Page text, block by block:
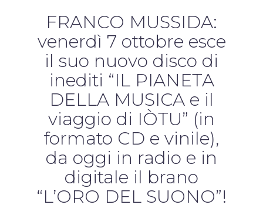
FRANCO MUSSIDA:
venerdì 7 ottobre esce
il suo nuovo disco di
inediti “IL PIANETA
DELLA MUSICA e il
viaggio di IÒTU” (in
formato CD e vinile),
da oggi in radio e in
digitale il brano
“L’ORO DEL SUONO”!